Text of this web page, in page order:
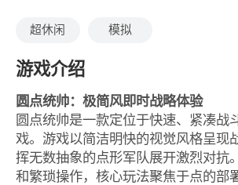
超休闲 模拟
游戏介绍
圆点统帅：极简风即时战略体验
圆点统帅是一款定位于快速、紧凑战
戏。游戏以简洁明快的视觉风格呈现
挥无数抽象的点形军队展开激烈对抗
和繁琐操作，核心玩法聚焦于点的部